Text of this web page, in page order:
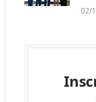
02/